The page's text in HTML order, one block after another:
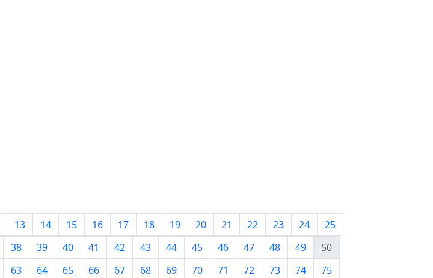
13 14 15 16 17 18 19 20 21 22 23 24
25
38 39 40 41 42 43 44 45 46 47 48 49
50
63 64 65 66 67 68 69 70 71 72 73 74
75